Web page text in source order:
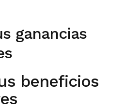
ganancias
beneficios